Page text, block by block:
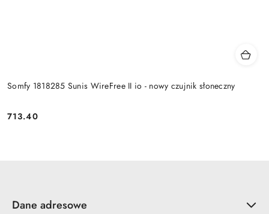
Somfy 1818285 Sunis WireFree II io - nowy czujnik słoneczny
Cena:
713.40
Dane adresowe